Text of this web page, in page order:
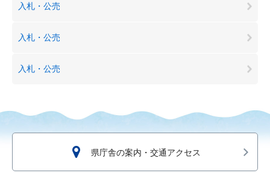
入札・公売
入札・公売
入札・公売
県庁舎の案内・交通アクセス